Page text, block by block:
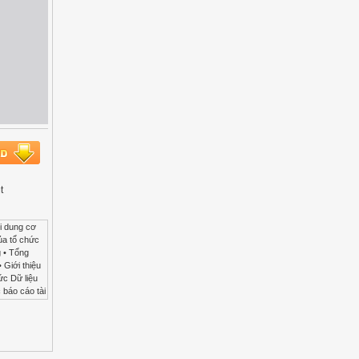
trong năm sau là 200 triệu; trong đó bảo hành cho sản phẩm bán năm nay là 120 triệu và cho năm sau là 80 triệu. 3. DN công bố kế hoạch thu hồi 10.000 xe gắn máy do bị lỗi hệ thống điện có thể gây cháy nổ. Chi phí dự kiến đáng tin cậy là 400 triệu đồng. 39 Vốn chủ sở hữu • Vốn chủ sở hữu là phần còn lại của tài sản sau khi trừ đi nợ phải trả 40 11 Doanh thu và thu nhập khác • Doanh thu và thu nhập khác là tổng giá trị các lợi ích kinh tế doanh nghiệp thu được trong kỳ kế toán, phát sinh t